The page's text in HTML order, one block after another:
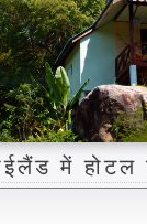
में होटल